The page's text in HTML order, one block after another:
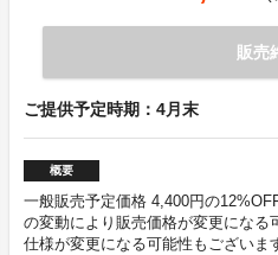
販売
ご提供予定時期：4月末
概要
一般販売予定価格 4,400円の
の変動により販売価格が変更になる
仕様が変更になる可能性もござい